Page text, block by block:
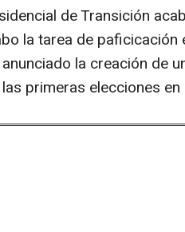
de Transición
la tarea de
la creación de
primeras elecciones en